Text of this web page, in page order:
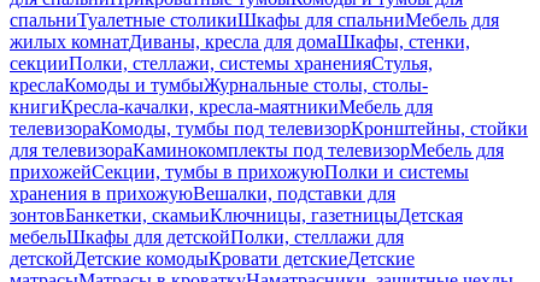
спальниТуалетные столикиШкафы для спальниМебель для
жилых комнатДиваны, кресла для домаШкафы, стенки,
секцииПолки, стеллажи, системы храненияСтулья,
креслаКомоды и тумбыЖурнальные столы, столы-
книгиКресла-качалки, кресла-маятникиМебель для
телевизораКомоды, тумбы под телевизорКронштейны, стойки
для телевизораКаминокомплекты под телевизорМебель для
прихожейСекции, тумбы в прихожуюПолки и системы
хранения в прихожуюВешалки, подставки для
зонтовБанкетки, скамьиКлючницы, газетницыДетская
мебельШкафы для детскойПолки, стеллажи для
детскойДетские комодыКровати детскиеДетские